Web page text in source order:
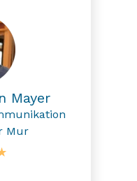
Mayer
Mur